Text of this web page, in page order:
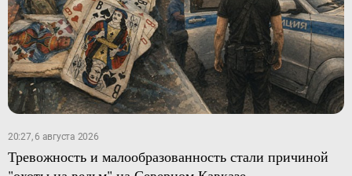
20:27, 6 августа 2026
Тревожность и малообразованность стали причиной